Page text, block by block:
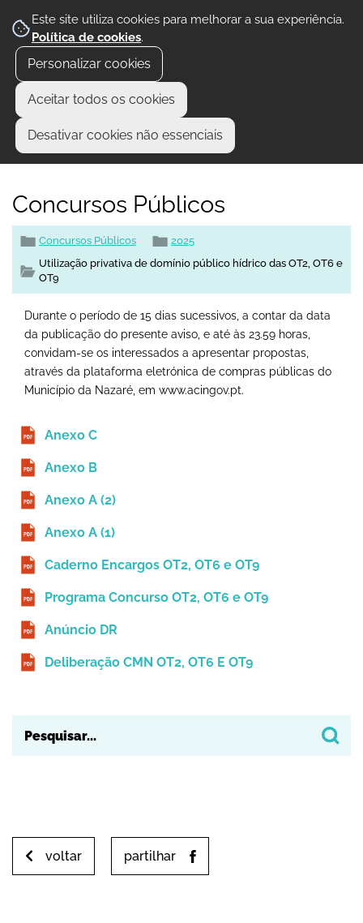
Este site utiliza cookies para melhorar a sua experiência.
Política de cookies.
Personalizar cookies
Aceitar todos os cookies
Desativar cookies não essenciais
Concursos Públicos
Concursos Públicos
2025
Utilização privativa de domínio público hídrico das OT2, OT6 e
OT9
Durante o período de 15 dias sucessivos, a contar da data
da publicação do presente aviso, e até às 23.59 horas,
convidam-se os interessados a apresentar propostas,
através da plataforma eletrónica de compras públicas do
Município da Nazaré, em www.acingov.pt.
Anexo C
Anexo B
Anexo A (2)
Anexo A (1)
Caderno Encargos OT2, OT6 e OT9
Programa Concurso OT2, OT6 e OT9
Anúncio DR
Deliberação CMN OT2, OT6 E OT9
voltar partilhar